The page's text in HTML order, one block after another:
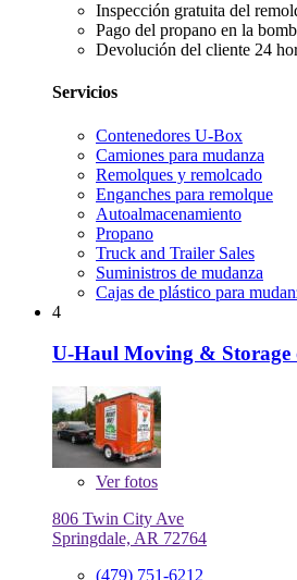
Inspección gratuita del
Pago del propano en la
Devolución del cliente 24
Servicios
Contenedores U-Box
Camiones para mudanza
Remolques y remolcado
Enganches para remolque
Autoalmacenamiento
Propano
Truck and Trailer Sales
Suministros de mudanza
Cajas de plástico para
4
U-Haul Moving & Storage
Verfotos
806 Twin City Ave
Springdale, AR 72764
(479) 751-6212